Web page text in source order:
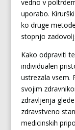
vedno v
uporabo.
ko druge
stopnjo
Kako odpraviti
individualen
ustrezala vsem.
svojim
zdravljenja
zdravstveno
medicinskih